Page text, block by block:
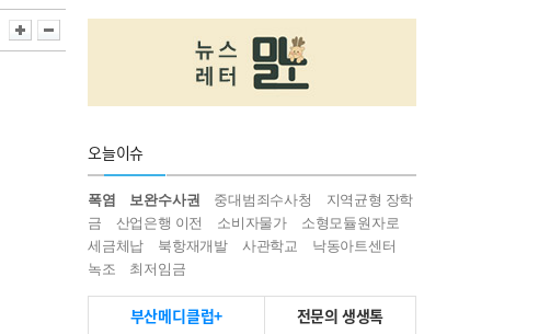
오늘이슈
폭염 보완수사권 중대범죄수사청
지역균형 장학
금
산업은행 이전 소비자물가
소형모듈원자로
세금체납
북항재개발 사관학교
낙동아트센터
녹조
최저임금
부산메디클럽+ 전문의 생생톡